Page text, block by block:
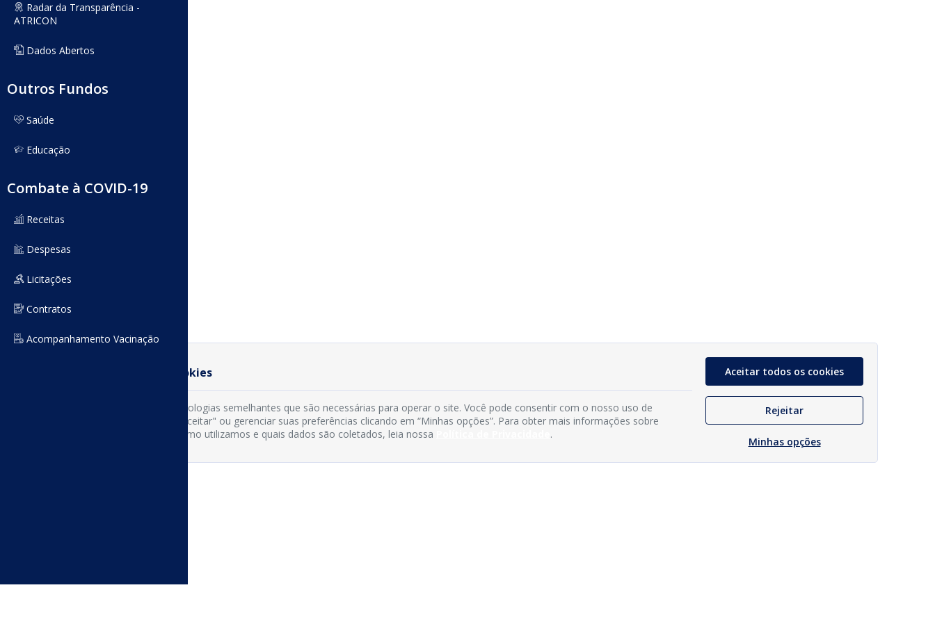
Radar da Transparência -
ATRICON
Dados Abertos
Outros Fundos
Saúde
Educação
Combate à COVID-19
Receitas
Despesas
Licitações
Contratos
Acompanhamento Vacinação
Preferência de Cookies
Usamos cookies e tecnologias semelhantes que são necessárias para operar o site. Você pode consentir com o nosso uso de
cookies clicando em "Aceitar" ou gerenciar suas preferências clicando em “Minhas opções”. Para obter mais informações sobre
os tipos de cookies, como utilizamos e quais dados são coletados, leia nossa
.
Aceitar todos os cookies
Rejeitar
Minhas opções